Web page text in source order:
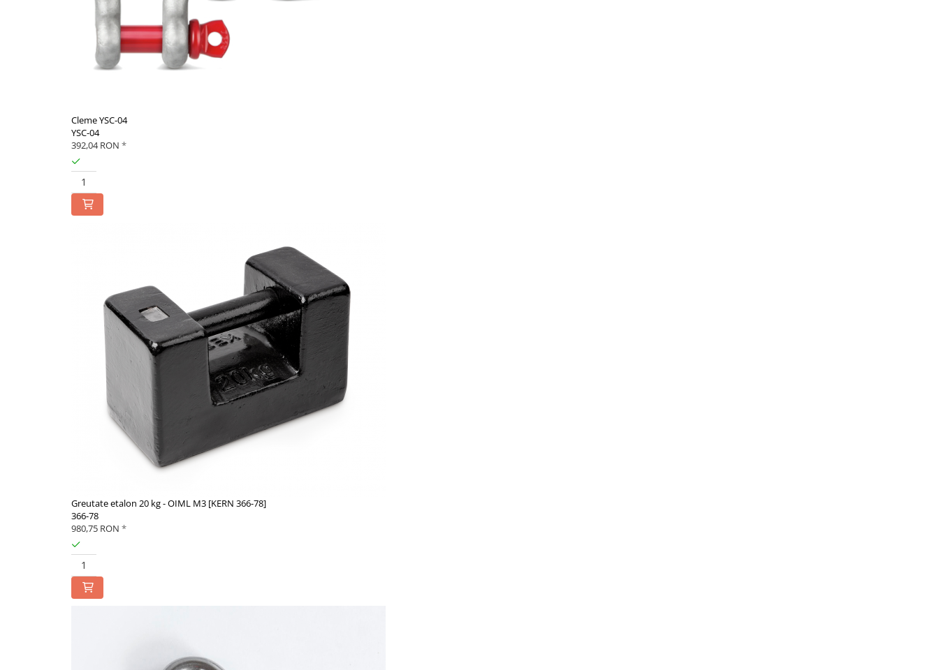
Masurarea intensitatii sunetului
Termometre cu infrarosu
Standuri testare forta
Standuri testare manuala
Componente pentru masurare
Dispozitive display
Grinzi de cantarire
Sisteme de cantarire Industry 4.0
Microscoape cu polarizare
Microscop metalurgic
Microscoape cu fluorescenta
Refractometre analogice
Software pentru transfer de date
Pachet balanta si software
Balante inventar
Balante retete
Balante preambalare
Cleme YSC-04
YSC-04
392,04 RON *
Greutate etalon 20 kg - OIML M3 [KERN 366-78]
366-78
980,75 RON *